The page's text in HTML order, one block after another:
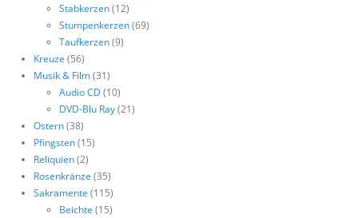
Stabkerzen(12)
Stumpenkerzen(69)
Taufkerzen(9)
Kreuze (56)
Musik & Film(31)
Audio CD (10)
DVD-Blu Ray(21)
Ostern(38)
Pfingsten(15)
Reliquien(2)
Rosenkränze (35)
Sakramente (115)
Beichte (15)